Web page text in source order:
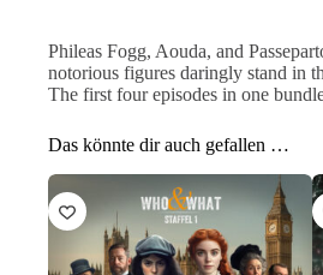
Phileas Fogg, Aouda, and
notorious figures daringly stand in
The first four episodes in one
Das könnte dir auch gefallen …